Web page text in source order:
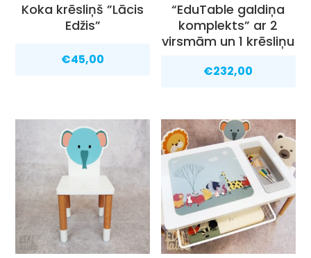
Koka krēsliņš ”Lācis
Edžis”
€45,00
“EduTable galdiņa
komplekts” ar 2
virsmām un 1 krēsliņu
€232,00